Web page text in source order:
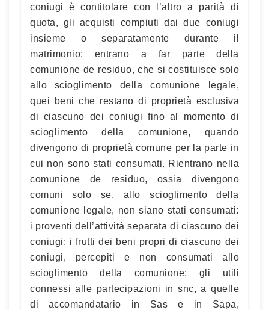
coniugi è contitolare con l’altro a parità di
quota, gli acquisti compiuti dai due coniugi
insieme o separatamente durante il
matrimonio; entrano a far parte della
comunione de residuo, che si costituisce solo
allo scioglimento della comunione legale,
quei beni che restano di proprietà esclusiva
di ciascuno dei coniugi fino al momento di
scioglimento della comunione, quando
divengono di proprietà comune per la parte in
cui non sono stati consumati. Rientrano nella
comunione de residuo, ossia divengono
comuni solo se, allo scioglimento della
comunione legale, non siano stati consumati:
i proventi dell’attività separata di ciascuno dei
coniugi; i frutti dei beni propri di ciascuno dei
coniugi, percepiti e non consumati allo
scioglimento della comunione; gli utili
connessi alle partecipazioni in snc, a quelle
di accomandatario in Sas e in Sapa,